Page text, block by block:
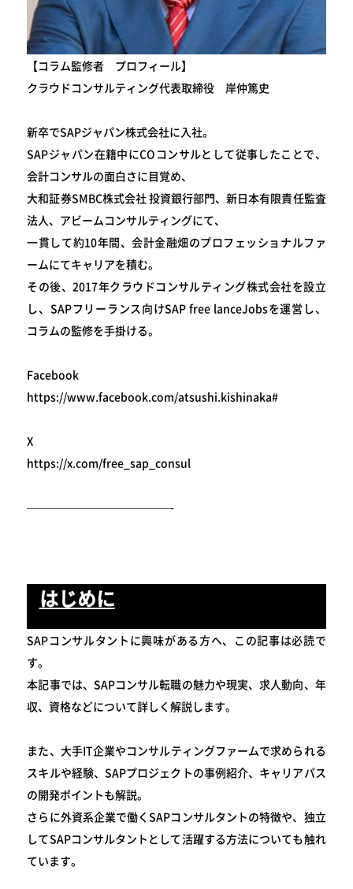
【コラム監修者 プロフィール】
クラウドコンサルティング代表取締役 岸仲篤史
新卒でSAPジャパン株式会社に入社。
SAPジャパン在籍中にCOコンサルとして従事したことで、
会計コンサルの面白さに目覚め、
大和証券SMBC株式会社 投資銀行部門、新日本有限責任監査
法人、アビームコンサルティングにて、
一貫して約10年間、会計金融畑のプロフェッショナルファ
ームにてキャリアを積む。
その後、2017年クラウドコンサルティング株式会社を設立
し、SAPフリーランス向けSAP free lanceJobsを運営し、
コラムの監修を手掛ける。
Facebook
https://www.facebook.com/atsushi.kishinaka#
X
https://x.com/free_sap_consul
—————————————-
はじめに
SAPコンサルタントに興味がある方へ、この記事は必読で
す。
本記事では、SAPコンサル転職の魅力や現実、求人動向、年
収、資格などについて詳しく解説します。
また、大手IT企業やコンサルティングファームで求められる
スキルや経験、SAPプロジェクトの事例紹介、キャリアパス
の開発ポイントも解説。
さらに外資系企業で働くSAPコンサルタントの特徴や、独立
してSAPコンサルタントとして活躍する方法についても触れ
ています。